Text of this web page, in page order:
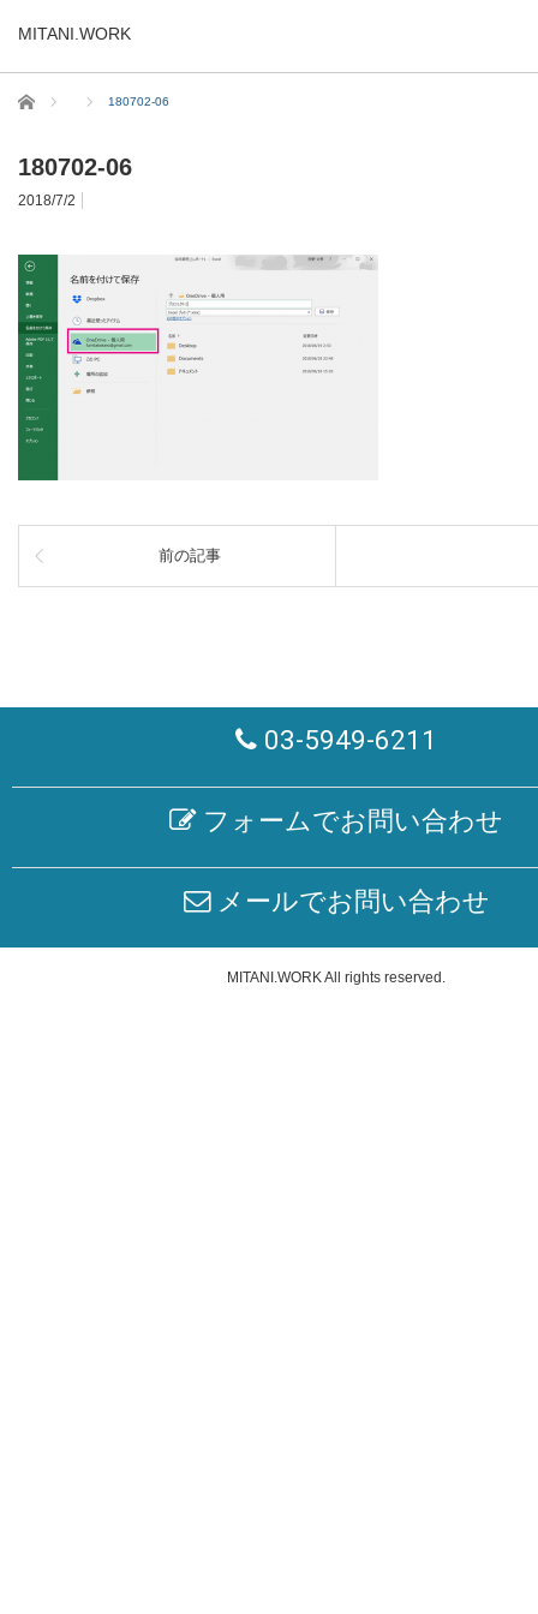
MITANI.WORK
ホーム 180702-06
180702-06
2018/7/2
前の記事
03-5949-6211
フォームでお問い合わせ
メールでお問い合わせ
MITANI.WORKAll rights reserved.